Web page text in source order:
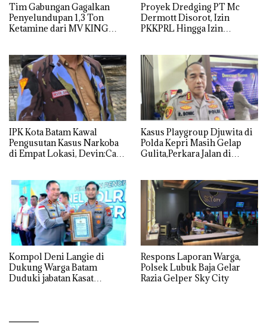
Tim Gabungan Gagalkan
Penyelundupan 1,3 Ton
Ketamine dari MV KING
Proyek Dredging PT Mc
Dermott Disorot, Izin
PKKPRL Hingga Izin
IPK Kota Batam Kawal
Pengusutan Kasus Narkoba
di Empat Lokasi, Devin:Cari
Kasus Playgroup Djuwita di
Polda Kepri Masih Gelap
Gulita,Perkara Jalan di
Kompol Deni Langie di
Dukung Warga Batam
Duduki jabatan Kasat
Respons Laporan Warga,
Polsek Lubuk Baja Gelar
Razia Gelper Sky City